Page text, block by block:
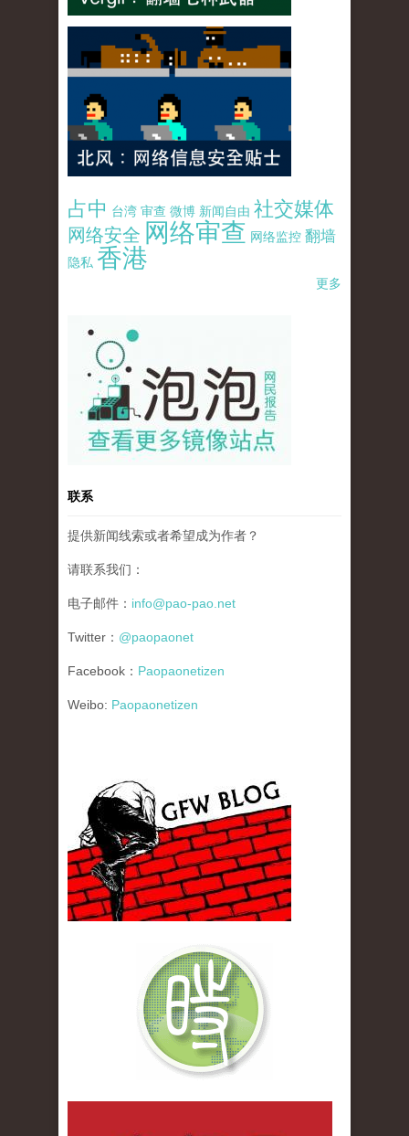
占中 台湾 审查 微博 新闻自由 社交媒体
网络安全 网络审查 网络监控 翻墙
隐私 香港
更多
pao-pao-banner-mirror-site-120814.jpg
联系
提供新闻线索或者希望成为作者？
请联系我们：
电子邮件： info@pao-pao.net
Twitter： @paopaonet
Facebook： Paopaonetizen
Weibo: Paopaonetizen
gfw_blog_small.jpg